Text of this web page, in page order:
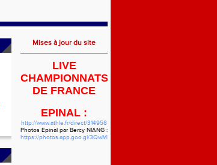
Mises à jour du site
LIVE
CHAMPIONNATS
DE FRANCE
EPINAL :
http://www.athle.fr/direct/314958
Photos Epinal par Bercy NIANG :
https://photos.app.goo.gl/3QwMbzgWHVdYf5pw7